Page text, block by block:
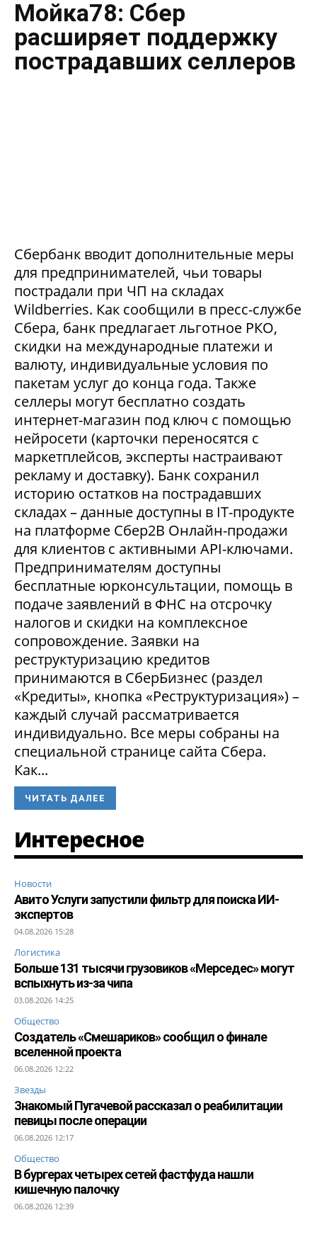
Мойка78: Сбер
расширяет поддержку
пострадавших селлеров
Сбербанк вводит дополнительные меры
для предпринимателей, чьи товары
пострадали при ЧП на складах
Wildberries. Как сообщили в пресс-службе
Сбера, банк предлагает льготное РКО,
скидки на международные платежи и
валюту, индивидуальные условия по
пакетам услуг до конца года. Также
селлеры могут бесплатно создать
интернет-магазин под ключ с помощью
нейросети (карточки переносятся с
маркетплейсов, эксперты настраивают
рекламу и доставку). Банк сохранил
историю остатков на пострадавших
складах – данные доступны в IT-продукте
на платформе Сбер2В Онлайн-продажи
для клиентов с активными API-ключами.
Предпринимателям доступны
бесплатные юрконсультации, помощь в
подаче заявлений в ФНС на отсрочку
налогов и скидки на комплексное
сопровождение. Заявки на
реструктуризацию кредитов
принимаются в СберБизнес (раздел
«Кредиты», кнопка «Реструктуризация») –
каждый случай рассматривается
индивидуально. Все меры собраны на
специальной странице сайта Сбера.
Как...
ЧИТАТЬ ДАЛЕЕ
Интересное
Новости
Авито Услуги запустили фильтр для поиска ИИ-
экспертов
04.08.2026 15:28
Логистика
Больше 131 тысячи грузовиков «Мерседес» могут
вспыхнуть из-за чипа
03.08.2026 14:25
Общество
Создатель «Смешариков» сообщил о финале
вселенной проекта
06.08.2026 12:22
Звезды
Знакомый Пугачевой рассказал о реабилитации
певицы после операции
06.08.2026 12:17
Общество
В бургерах четырех сетей фастфуда нашли
кишечную палочку
06.08.2026 12:39